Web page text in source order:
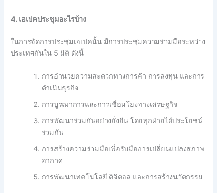
4. เอเปคประชุมอะไรบ้าง
ในการจัดการประชุมเอเปคนั้น มีการประชุมความร่วมมือระหว่าง
ประเทศกันใน 5 มิติ ดังนี้
การอำนวยความสะดวกทางการค้า การลงทุน และการ
ดำเนินธุรกิจ
การบูรณาการและการเชื่อมโยงทางเศรษฐกิจ
การพัฒนาร่วมกันอย่างยั่งยืน โดยทุกฝ่ายได้ประโยชน์
ร่วมกัน
การสร้างความร่วมมือเพื่อรับมือการเปลี่ยนแปลงสภาพ
อากาศ
การพัฒนาเทคโนโลยี ดิจิตอล และการสร้างนวัตกรรม